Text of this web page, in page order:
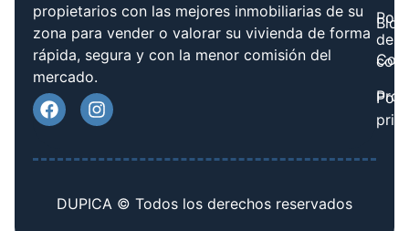
propietarios con las mejores inmobiliarias de su
zona para vender o valorar su vivienda de forma
rápida, segura y con la menor comisión del
mercado.
Blog
de
DUPICA © Todos los derechos reservados